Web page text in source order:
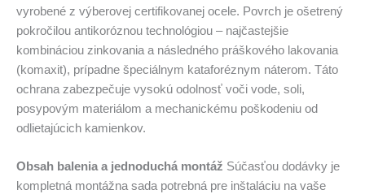
vyrobené z výberovej certifikovanej ocele. Povrch je ošetrený
pokročilou antikoróznou technológiou – najčastejšie
kombináciou zinkovania a následného práškového lakovania
(komaxit), prípadne špeciálnym kataforéznym náterom. Táto
ochrana zabezpečuje vysokú odolnosť voči vode, soli,
posypovým materiálom a mechanickému poškodeniu od
odlietajúcich kamienkov.
Obsah balenia a jednoduchá montáž Súčasťou dodávky je
kompletná montážna sada potrebná pre inštaláciu na vaše